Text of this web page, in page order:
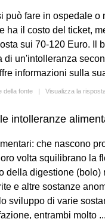
può fare in ospedale o
ha il costo del ticket,
sui 70-120 Euro. Il
di un'intolleranza
informazioni sulla
della fonte | Visualizza la
intolleranze
che nascono
volta squilibrano la
della digestione (bolo)
e altre sostanze
sviluppo di varie
entrambi molto ...